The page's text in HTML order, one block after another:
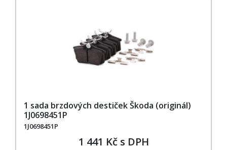
1 sada brzdových destiček Škoda (originál)
1J0698451P
1J0698451P
1 441 Kč s DPH